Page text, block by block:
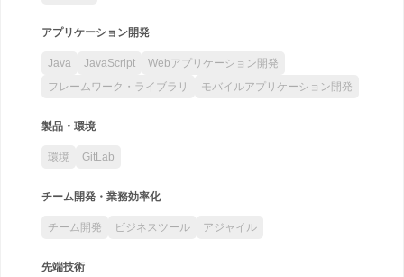
アプリケーション開発
Java JavaScript
Webアプリケーション開発
フレームワーク・ライブラリ
モバイルアプリケーション開発
製品・環境
環境 GitLab
チーム開発・業務効率化
チーム開発 ビジネスツール アジャイル
先端技術